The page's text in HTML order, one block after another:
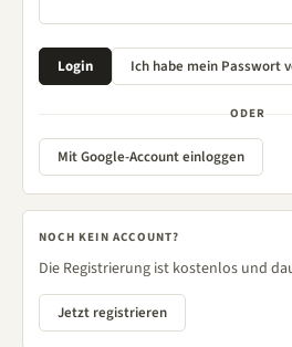
ODER
Mit Google-Account einloggen
NOCH KEIN ACCOUNT?
Die Registrierung ist kostenlos und
Jetzt registrieren